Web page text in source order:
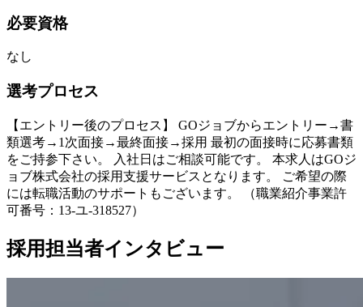
必要資格
なし
選考プロセス
【エントリー後のプロセス】 GOジョブからエントリー→書
類選考→1次面接→最終面接→採用 最初の面接時に応募書類
をご持参下さい。 入社日はご相談可能です。 本求人はGOジ
ョブ株式会社の採用支援サービスとなります。 ご希望の際
には転職活動のサポートもございます。 （職業紹介事業許
可番号：13-ユ-318527）
採用担当者インタビュー